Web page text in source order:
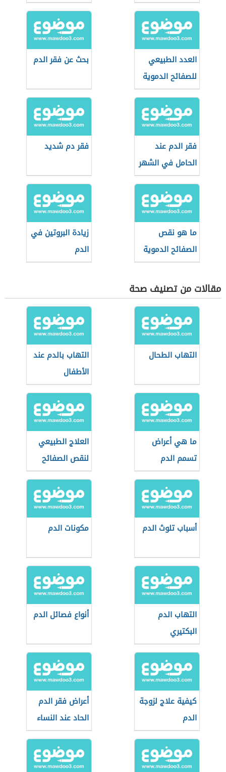
العدد الطبيعي
للصفائح الدموية
بحث عن فقر الدم
فقر الدم عند
الحامل في الشهر
السابع
فقر دم شديد
ما هو نقص
الصفائح الدموية
زيادة البروتين في
الدم
مقالات من تصنيف صحة
التهاب الطحال
التهاب بالدم عند
الأطفال
ما هي أعراض
تسمم الدم
العلاج الطبيعي
لنقص الصفائح
الدموية
أسباب تلوث الدم مكونات الدم
التهاب الدم
البكتيري
أنواع فصائل الدم
كيفية علاج لزوجة
الدم
أعراض فقر الدم
الحاد عند النساء